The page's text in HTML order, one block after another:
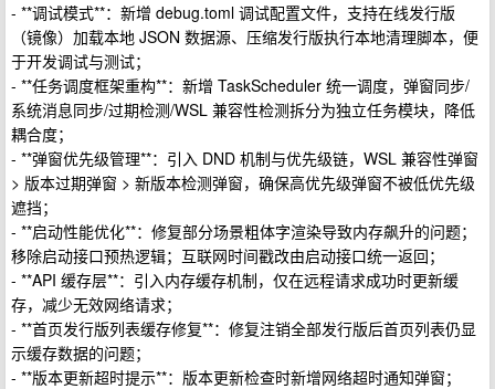
- **调试模式**：新增 debug.toml 调试配置文件，支持在线发行版
（镜像）加载本地 JSON 数据源、压缩发行版执行本地清理脚本，便
于开发调试与测试；
- **任务调度框架重构**：新增 TaskScheduler 统一调度，弹窗同步/
系统消息同步/过期检测/WSL 兼容性检测拆分为独立任务模块，降低
耦合度；
- **弹窗优先级管理**：引入 DND 机制与优先级链，WSL 兼容性弹窗
> 版本过期弹窗 > 新版本检测弹窗，确保高优先级弹窗不被低优先级
遮挡；
- **启动性能优化**：修复部分场景粗体字渲染导致内存飙升的问题；
移除启动接口预热逻辑；互联网时间戳改由启动接口统一返回；
- **API 缓存层**：引入内存缓存机制，仅在远程请求成功时更新缓
存，减少无效网络请求；
- **首页发行版列表缓存修复**：修复注销全部发行版后首页列表仍显
示缓存数据的问题；
- **版本更新超时提示**：版本更新检查时新增网络超时通知弹窗；